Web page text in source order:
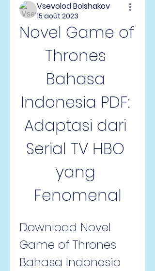
Vsevolod Bolshakov
15 août 2023
Novel Game of
Thrones
Bahasa
Indonesia PDF:
Adaptasi dari
Serial TV HBO
yang
Fenomenal
Download Novel
Game of Thrones
Bahasa Indonesia